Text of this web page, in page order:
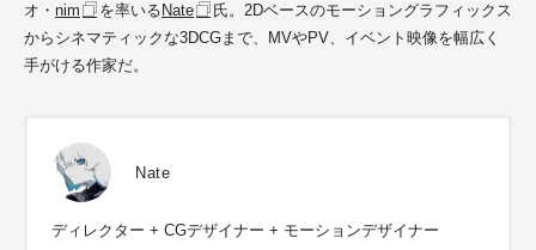
オ・ nim を率いる Nate
氏。2Dベースのモーショングラフィックス
からシネマティックな3DCGまで、MVやPV、イベント映像を幅広く
手がける作家だ。
Nate
ディレクター + CGデザイナー + モーションデザイナー